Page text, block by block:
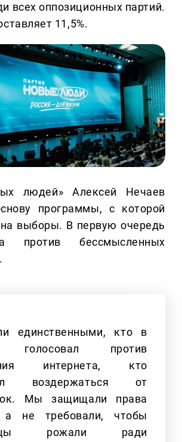
всех оппозиционных партий.
11,5%.
людей» Алексей Нечаев
программы, с которой
на выборы. В первую очередь
против бессмысленных
единственными, кто в
голосовал против
интернета, кто
воздержаться от
Мы защищали права
не требовали, чтобы
рожали ради